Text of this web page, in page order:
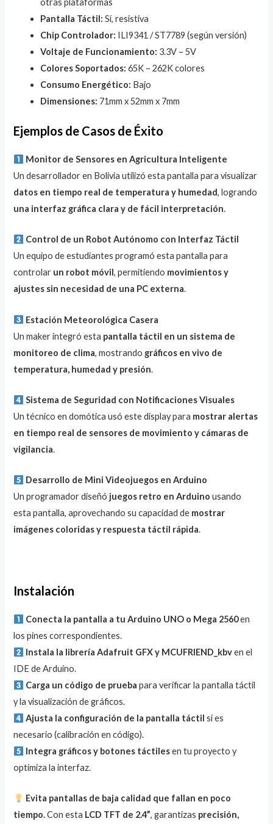
otras plataformas
Pantalla Táctil: Sí, resistiva
Chip Controlador: ILI9341 / ST7789 (según versión)
Voltaje de Funcionamiento: 3.3V – 5V
Colores Soportados: 65K – 262K colores
Consumo Energético: Bajo
Dimensiones: 71mm x 52mm x 7mm
Ejemplos de Casos de Éxito
Monitor de Sensores en Agricultura Inteligente
Un desarrollador en Bolivia utilizó esta pantalla para visualizar
datos en tiempo real de temperatura y humedad, logrando
una interfaz gráfica clara y de fácil interpretación.
Control de un Robot Autónomo con Interfaz Táctil
Un equipo de estudiantes programó esta pantalla para
controlar un robot móvil, permitiendo movimientos y
ajustes sin necesidad de una PC externa.
Estación Meteorológica Casera
Un maker integró esta pantalla táctil en un sistema de
monitoreo de clima, mostrando gráficos en vivo de
temperatura, humedad y presión.
Sistema de Seguridad con Notificaciones Visuales
Un técnico en domótica usó este display para mostrar alertas
en tiempo real de sensores de movimiento y cámaras de
vigilancia.
Desarrollo de Mini Videojuegos en Arduino
Un programador diseñó juegos retro en Arduino usando
esta pantalla, aprovechando su capacidad de mostrar
imágenes coloridas y respuesta táctil rápida.
Instalación
Conecta la pantalla a tu Arduino UNO o Mega 2560en
los pines correspondientes.
Instala la librería Adafruit GFX y MCUFRIEND_kbven el
IDE de Arduino.
Carga un código de prueba para verificar la pantalla táctil
y la visualización de gráficos.
Ajusta la configuración de la pantalla táctil si es
necesario (calibración en código).
Integra gráficos y botones táctilesen tu proyecto y
optimiza la interfaz.
Evita pantallas de baja calidad que fallan en poco
tiempo.Con esta LCD TFT de 2.4”, garantizas precisión,